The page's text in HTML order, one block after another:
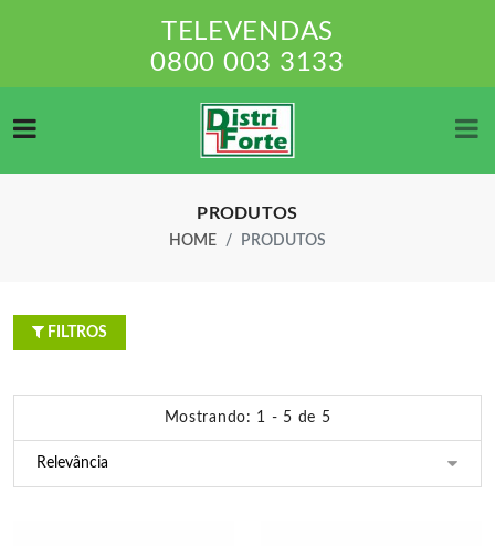
TELEVENDAS
0800 003 3133
PRODUTOS
HOME PRODUTOS
FILTROS
Mostrando: 1 - 5 de 5